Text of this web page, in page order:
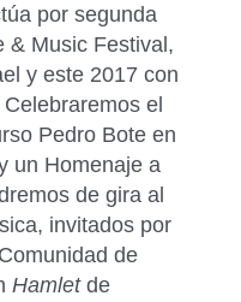
por segunda
& Music Festival,
y este 2017 con
el
Pedro Bote en
un Homenaje a
de gira al
invitados por
de
Hamlet de